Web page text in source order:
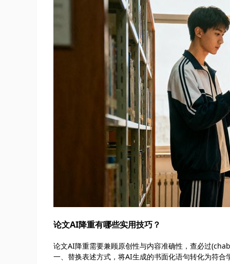
论文AI降重有哪些实用技巧？
论文AI降重需要兼顾原创性与内容准确性，查必过
一、替换表述方式，将AI生成的书面化语句转化为符合